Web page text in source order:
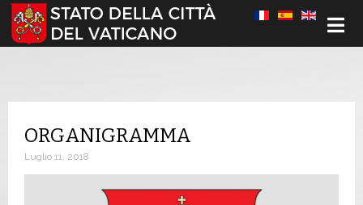
Seleziona la tua lingua
ORGANIGRAMMA
Luglio 11, 2018